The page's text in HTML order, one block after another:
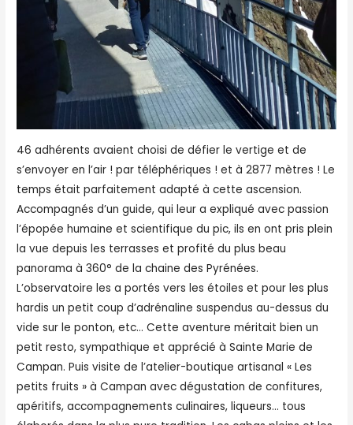
46 adhérents avaient choisi de défier le vertige et de
s’envoyer en l’air ! par téléphériques ! et à 2877 mètres ! Le
temps était parfaitement adapté à cette ascension.
Accompagnés d’un guide, qui leur a expliqué avec passion
l’épopée humaine et scientifique du pic, ils en ont pris plein
la vue depuis les terrasses et profité du plus beau
panorama à 360° de la chaine des Pyrénées.
L’observatoire les a portés vers les étoiles et pour les plus
hardis un petit coup d’adrénaline suspendus au-dessus du
vide sur le ponton, etc… Cette aventure méritait bien un
petit resto, sympathique et apprécié à Sainte Marie de
Campan. Puis visite de l’atelier-boutique artisanal « Les
petits fruits » à Campan avec dégustation de confitures,
apéritifs, accompagnements culinaires, liqueurs… tous